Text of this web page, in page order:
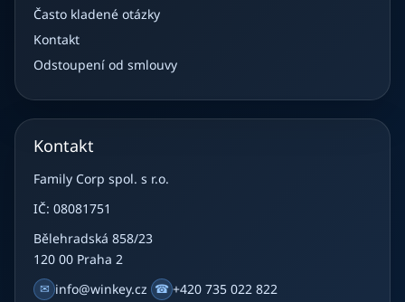
Často kladené otázky
Kontakt
Odstoupení od smlouvy
Kontakt
Family Corp spol. s r.o.
IČ: 08081751
Bělehradská 858/23
120 00 Praha 2
✉ info@winkey.cz ☎ +420 735 022 822